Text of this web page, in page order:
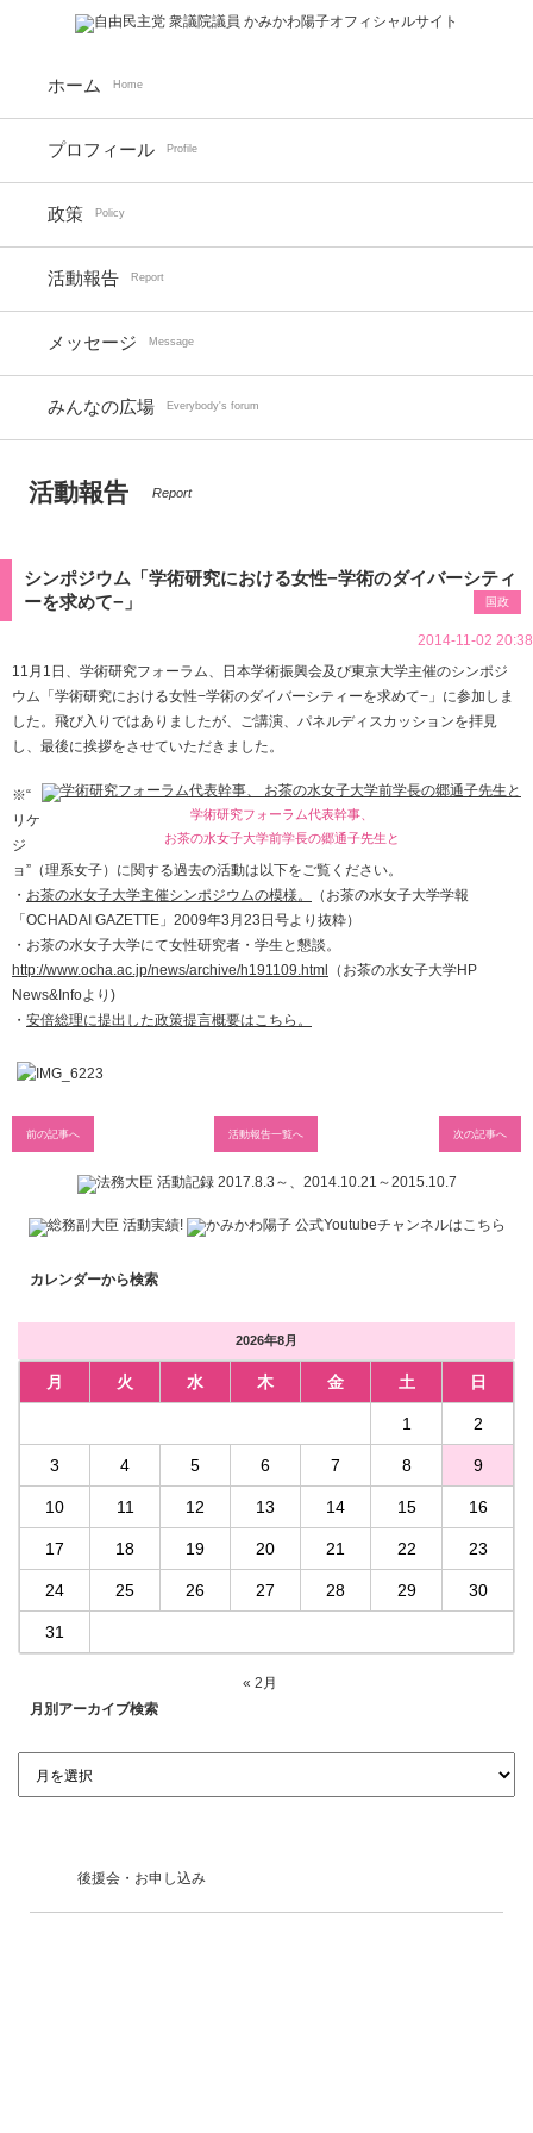
ホーム Home
プロフィール Profile
政策 Policy
活動報告 Report
メッセージ Message
みんなの広場 Everybody's forum
活動報告 Report
シンポジウム「学術研究における女性−学術のダイバーシティ
ーを求めて−」
国政
2014-11-02 20:38
11月1日、学術研究フォーラム、日本学術振興会及び東京大学主催のシンポジ
ウム「学術研究における女性−学術のダイバーシティーを求めて−」に参加しま
した。飛び入りではありましたが、ご講演、パネルディスカッションを拝見
し、最後に挨拶をさせていただきました。
学術研究フォーラム代表幹事、
お茶の水女子大学前学長の郷通子先生と
※“
リケ
ジ
ョ”（理系女子）に関する過去の活動は以下をご覧ください。
・ お茶の水女子大学主催シンポジウムの模様。
（お茶の水女子大学学報
「OCHADAI GAZETTE」2009年3月23日号より抜粋）
・お茶の水女子大学にて女性研究者・学生と懇談。
http://www.ocha.ac.jp/news/archive/h191109.html
（お茶の水女子大学HP
News&Infoより)
・ 安倍総理に提出した政策提言概要はこちら。
前の記事へ 活動報告一覧へ 次の記事へ
カレンダーから検索
2026年8月
月 火 水 木 金 土 日
1 2
3 4 5 6 7 8 9
10 11 12 13 14 15 16
17 18 19 20 21 22 23
24 25 26 27 28 29 30
31
« 2月
月別アーカイブ検索
後援会・お申し込み